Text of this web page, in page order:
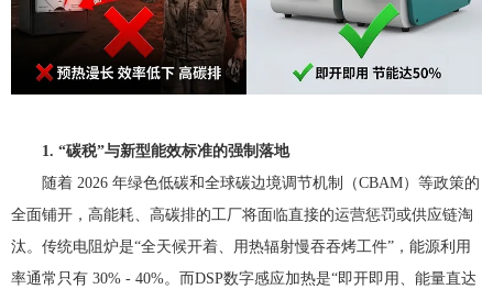
1. “碳税”与新型能效标准的强制落地
随着 2026 年绿色低碳和全球碳边境调节机制（CBAM）等政策的
全面铺开，高能耗、高碳排的工厂将面临直接的运营惩罚或供应链淘
汰。传统电阻炉是“全天候开着、用热辐射慢吞吞烤工件”，能源利用
率通常只有 ‭30% - 40%。而DSP数字感应加热是“即开即用、能量直达